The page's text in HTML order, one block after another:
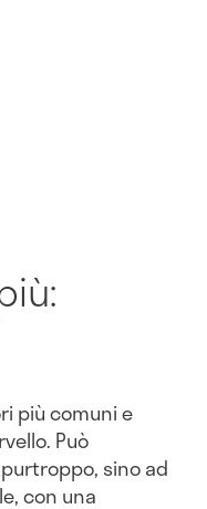
più comuni e
Può
sino ad
con una